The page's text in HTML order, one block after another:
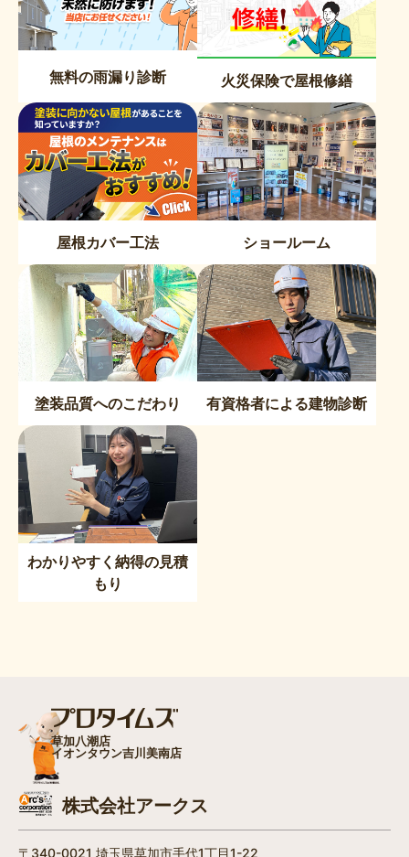
無料の雨漏り診断 火災保険で屋根修繕
屋根カバー工法 ショールーム
塗装品質へのこだわり 有資格者による建物診断
わかりやすく納得の見積
もり
草加八潮店
イオンタウン吉川美南店
株式会社アークス
〒340-0021 埼玉県草加市手代1丁目1-22